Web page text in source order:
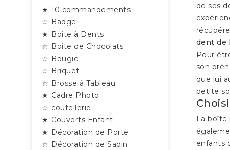
★ 10 commandements
☆ Badge
★ Boite à Dents
☆ Boite de Chocolats
☆ Bougie
☆ Briquet
☆ Brosse à Tableau
★ Cadre Photo
☆ coutellerie
★ Couverts Enfant
★ Décoration de Porte
☆ Décoration de Sapin
de ses
dent de
Pour
son
que lui
petite
La
enfants